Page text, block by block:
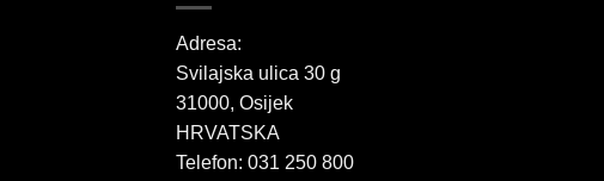
Adresa:
Svilajska ulica 30 g
31000, Osijek
HRVATSKA
Telefon: 031 250 800